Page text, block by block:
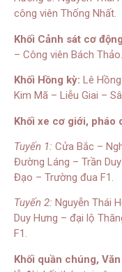
công viên Thống Nhất.
Khối Cảnh sát cơ
– Công viên Bách Thảo.
Khối Hồng kỳ: Lê
Kim Mã – Liễu Giai –
Khối xe cơ giới, pháo
Tuyến 1: Cửa Bắc –
Đường Láng – Trần
Đạo – Trường đua F1.
Tuyến 2: Nguyễn Thái
Duy Hưng – đại lộ
F1.
Khối quần chúng,